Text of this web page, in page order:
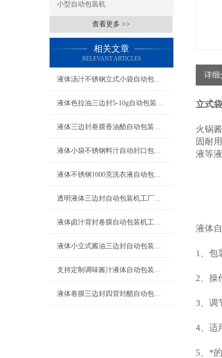
小型自动包装机
查看更多 >>
相关文章
RELEVANT ARTICLES
液体汤汁不锈钢立式小袋自动包装机工厂生产
液体色拉油三边封5-10g自动包装机简介
液体三边封卷膜香油醋自动包装机操作简单
液体小袋不锈钢料汁自动封口包装机厂家
液体不锈钢1000克洗衣液自动包装机厂家
透明液体三边封自动包装机工厂生产
液体卤汁背封卷膜自动包装机工厂生产
液体小立式酱油三边封自动包装机简介
支持定制调味酱汁液体自动包装机厂家
液体卷膜三边封四背封醋自动包装机厂家
详细
立式
火锅
固耐
液等
液体
1、包
2、操
3、调
4、适
5、*